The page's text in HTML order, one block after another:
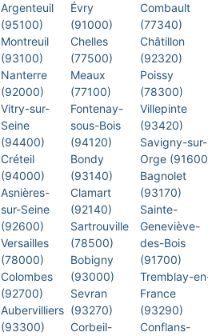
Argenteuil
(95100)
Montreuil
(93100)
Nanterre
(92000)
Vitry-sur-
Seine
(94400)
Créteil
(94000)
Asnières-
sur-Seine
(92600)
Versailles
(78000)
Colombes
(92700)
Aubervilliers
(93300)
Évry
(91000)
Chelles
(77500)
Meaux
(77100)
Fontenay-
sous-Bois
(94120)
Bondy
(93140)
Clamart
(92140)
Sartrouville
(78500)
Bobigny
(93000)
Sevran
(93270)
Corbeil-
Combault
(77340)
Châtillon
(92320)
Poissy
(78300)
Villepinte
(93420)
Savigny-sur-
Orge
Bagnolet
(93170)
Sainte-
Geneviève-
des-Bois
(91700)
Tremblay-
France
(93290)
Conflans-